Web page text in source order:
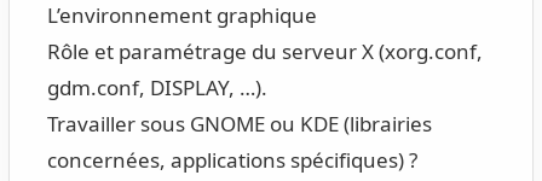
L’environnement graphique
Rôle et paramétrage du serveur X (xorg.conf,
gdm.conf, DISPLAY, …).
Travailler sous GNOME ou KDE (librairies
concernées, applications spécifiques) ?